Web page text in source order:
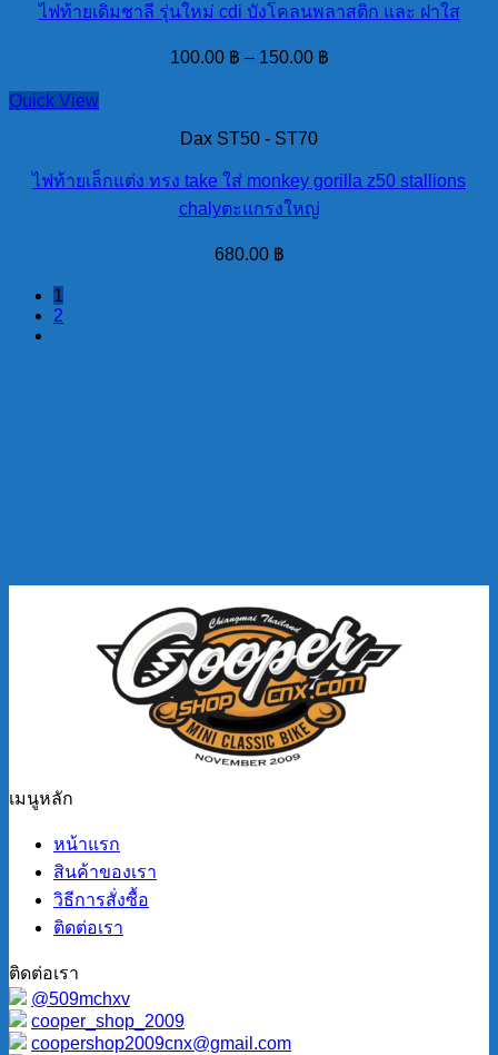
ไฟท้ายเดิมชาลี รุ่นใหม่ cdi บังโคลนพลาสติก และ ฝาใส
100.00 ฿ – 150.00 ฿
Quick View
Dax ST50 - ST70
ไฟท้ายเล็กแต่ง ทรง take ใส่ monkey gorilla z50 stallions
chalyตะแกรงใหญ่
680.00 ฿
1
2
เมนูหลัก
หน้าแรก
สินค้าของเรา
วิธีการสั่งซื้อ
ติดต่อเรา
ติดต่อเรา
@509mchxv
cooper_shop_2009
coopershop2009cnx@gmail.com